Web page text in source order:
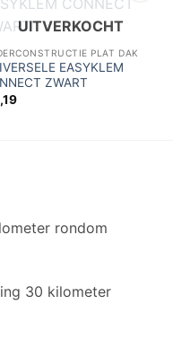
UITVERKOCHT
PLAT DAK
EASYKLEM
ZWART
rondom
30 kilometer